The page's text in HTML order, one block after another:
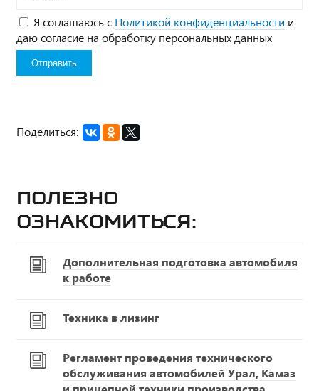
Я соглашаюсь с Политикой конфиденциальности и
даю согласие на обработку персональных данных
Поделиться:
Полезно
ознакомиться:
Дополнительная подготовка автомобиля
к работе
Техника в лизинг
Регламент проведения технического
обслуживания автомобилей Урал, Камаз